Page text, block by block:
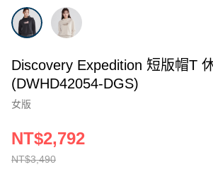
Discovery Expedition 短版帽T
(DWHD42054-DGS)
女版
NT$3,490
NT$2,792